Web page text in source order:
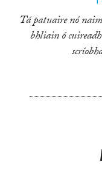
Tá patuaire nó
bhliain ó